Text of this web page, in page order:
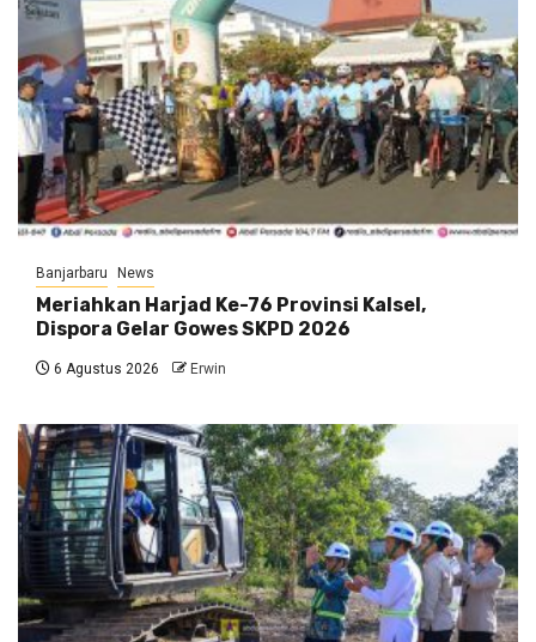
Banjarbaru News
Meriahkan Harjad Ke-76 Provinsi Kalsel,
Dispora Gelar Gowes SKPD 2026
6 Agustus 2026 Erwin